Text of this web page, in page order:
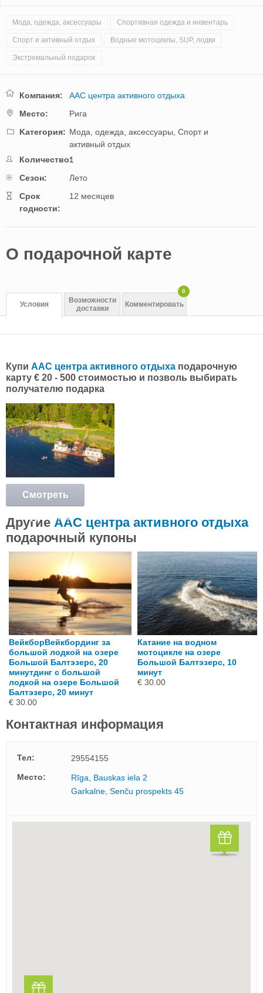
Мода, одежда, аксессуары Спортивная одежда и инвентарь
Спорт и активный отдых Водные мотоциклы, SUP, лодки
Экстремальный подарок
Компания:
AAC центра активного отдыха
Mестo:
Рига
Kатегория: Мода, одежда, аксессуары, Спорт и
активный отдых
Количество:1
Cезон:
Лето
Cрок
годности:
12 месяцев
O подарочной картe
Условия
Возможности
доставки
Комментировать
0
Купи AAC центра активного отдыха подарочную
карту € 20 - 500 стоимостью и позволь выбирать
получателю подарка
Смотреть
подробнее
Другие AAC центра активного отдыха
подарочный купоны
ВейкборВейкбординг за
большой лодкой на озере
Большой Балтэзерс, 20
минутдинг с большой
лодкой на озере Большой
Балтэзерс, 20 минут
€ 30.00
Катание на водном
мотоцикле на озере
Большой Балтэзерс, 10
минут
€ 30.00
Контактная информация
Тел:
29554155
Mесто:
Rīga, Bauskas iela 2
Garkalne, Senču prospekts 45